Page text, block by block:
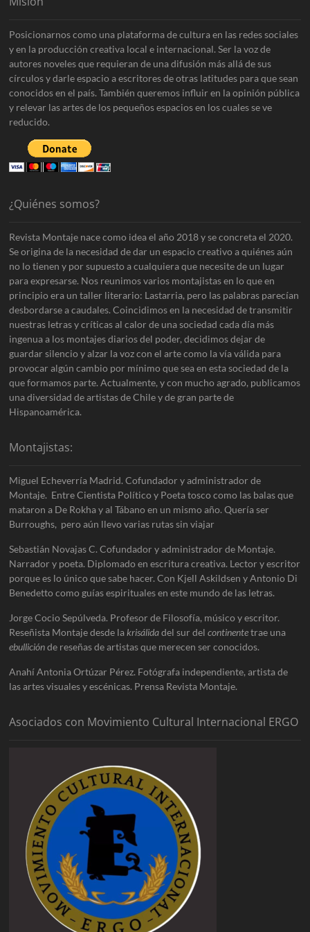
Posicionarnos como una plataforma de cultura en las redes sociales
y en la producción creativa local e internacional. Ser la voz de
autores noveles que requieran de una difusión más allá de sus
círculos y darle espacio a escritores de otras latitudes para que sean
conocidos en el país. También queremos influir en la opinión pública
y relevar las artes de los pequeños espacios en los cuales se ve
reducido.
¿Quiénes somos?
Revista Montaje nace como idea el año 2018 y se concreta el 2020.
Se origina de la necesidad de dar un espacio creativo a quiénes aún
no lo tienen y por supuesto a cualquiera que necesite de un lugar
para expresarse. Nos reunimos varios montajistas en lo que en
principio era un taller literario: Lastarria, pero las palabras parecían
desbordarse a caudales. Coincidimos en la necesidad de transmitir
nuestras letras y críticas al calor de una sociedad cada día más
ingenua a los montajes diarios del poder, decidimos dejar de
guardar silencio y alzar la voz con el arte como la vía válida para
provocar algún cambio por mínimo que sea en esta sociedad de la
que formamos parte. Actualmente, y con mucho agrado, publicamos
una diversidad de artistas de Chile y de gran parte de
Hispanoamérica.
Montajistas:
Miguel Echeverría Madrid. Cofundador y administrador de
Montaje. Entre Cientista Político y Poeta tosco como las balas que
mataron a De Rokha y al Tábano en un mismo año. Quería ser
Burroughs, pero aún llevo varias rutas sin viajar
Sebastián Novajas C. Cofundador y administrador de Montaje.
Narrador y poeta. Diplomado en escritura creativa. Lector y escritor
porque es lo único que sabe hacer. Con Kjell Askildsen y Antonio Di
Benedetto como guías espirituales en este mundo de las letras.
Jorge Cocio Sepúlveda. Profesor de Filosofía, músico y escritor.
Reseñista Montaje desde lakrisálidadel sur delcontinentetrae una
ebulliciónde reseñas de artistas que merecen ser conocidos.
Anahí Antonia Ortúzar Pérez. Fotógrafa independiente, artista de
las artes visuales y escénicas. Prensa Revista Montaje.
Asociados con Movimiento Cultural Internacional ERGO